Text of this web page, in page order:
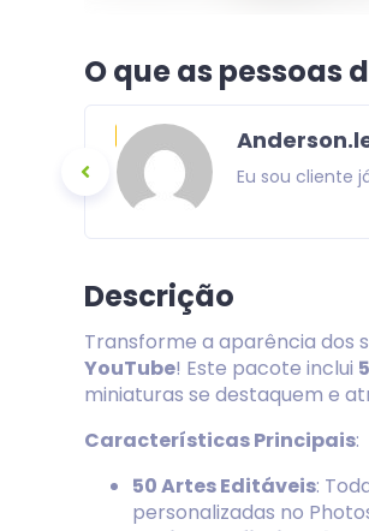
O que as pessoas
Eu sou cliente
Descrição
Transforme a aparência dos
YouTube! Este pacote inclui
miniaturas se destaquem e
Características Principais:
50 Artes Editáveis:
personalizadas no